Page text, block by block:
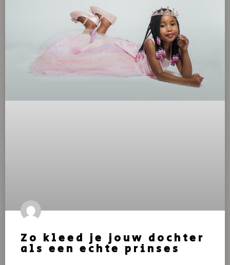
Zo kleed je jouw dochter
als een echte prinses